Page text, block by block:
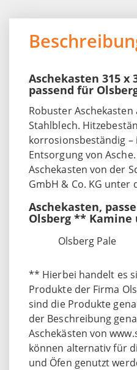
Aschekasten 315 x
passend für
Robuster
Stahlblech.
korrosionsbeständig –
Entsorgung von
Aschekasten von der
GmbH & Co. KG unter
Aschekasten,
Olsberg ** Kamine
Olsberg Pale
** Hierbei handelt es
Produkte der Firma
sind die Produkte
der Beschreibung
Aschekästen von
können alternativ für
und Öfen genutzt